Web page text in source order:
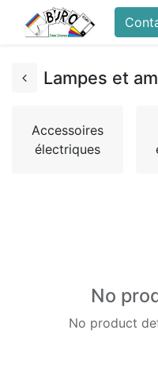
Lampes et
Accessoires
électriques
No
No product